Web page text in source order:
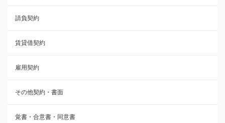
その他契約・書面
売買契約
株主総会議事録・関連書類
請負契約
フランチャイズ契約
請負契約
賃貸借契約
雇用契約
その他契約・書面
覚書・合意書・同意書